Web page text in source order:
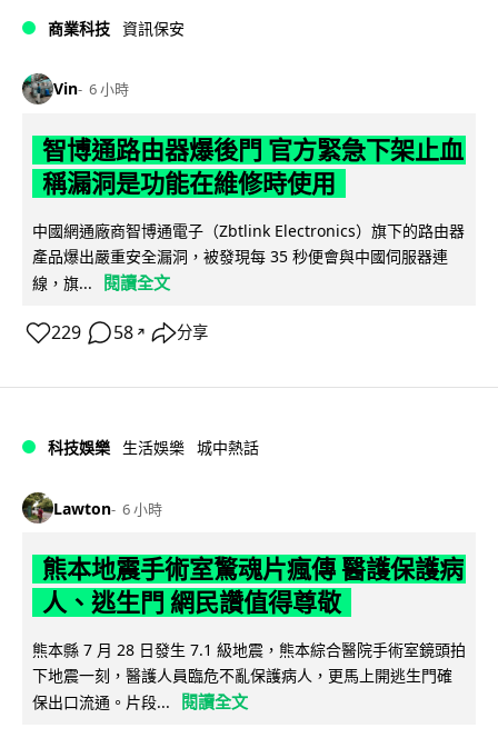
商業科技 資訊保安
Vin 6 小時
智博通路由器爆後門 官方緊急下架止血
稱漏洞是功能在維修時使用
中國網通廠商智博通電子（Zbtlink Electronics）旗下的路由器
產品爆出嚴重安全漏洞，被發現每 35 秒便會與中國伺服器連
線，旗...
閱讀全文
229 58 ↗ 分享
科技娛樂 生活娛樂 城中熱話
Lawton 6 小時
熊本地震手術室驚魂片瘋傳 醫護保護病
人、逃生門 網民讚值得尊敬
熊本縣 7 月 28 日發生 7.1 級地震，熊本綜合醫院手術室鏡頭拍
下地震一刻，醫護人員臨危不亂保護病人，更馬上開逃生門確
保出口流通。片段...
閱讀全文